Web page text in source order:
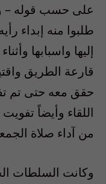
على حسب قوله –
طلبوا منه إبداء
إليها واسبابها
قارعة الطريق
حقق معه حتى تم
اللقاء وأيضاً
من آداء صلاة
وكانت السلطات